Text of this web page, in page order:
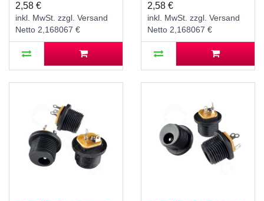
500 mA, 0°, -20..70 °C
2,58 €
inkl. MwSt. zzgl. Versand
Netto 2,168067 €
1,5 A, 0°, -20..70 °C
2,58 €
inkl. MwSt. zzgl. Versand
Netto 2,168067 €